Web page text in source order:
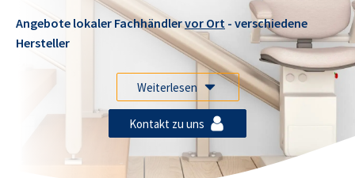
Angebote lokaler Fachhändlervor Ort - verschiedene
Hersteller
Weiterlesen
Kontakt zu uns